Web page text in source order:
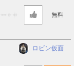
無料
ロビン仮面